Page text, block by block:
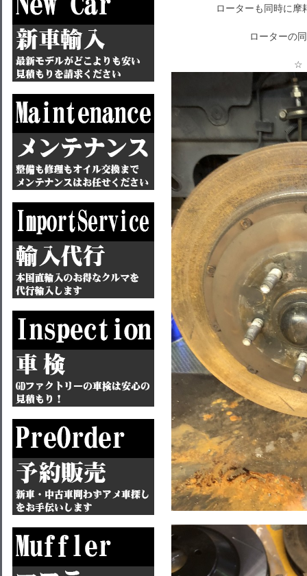
ローターも同時に摩
ローターの